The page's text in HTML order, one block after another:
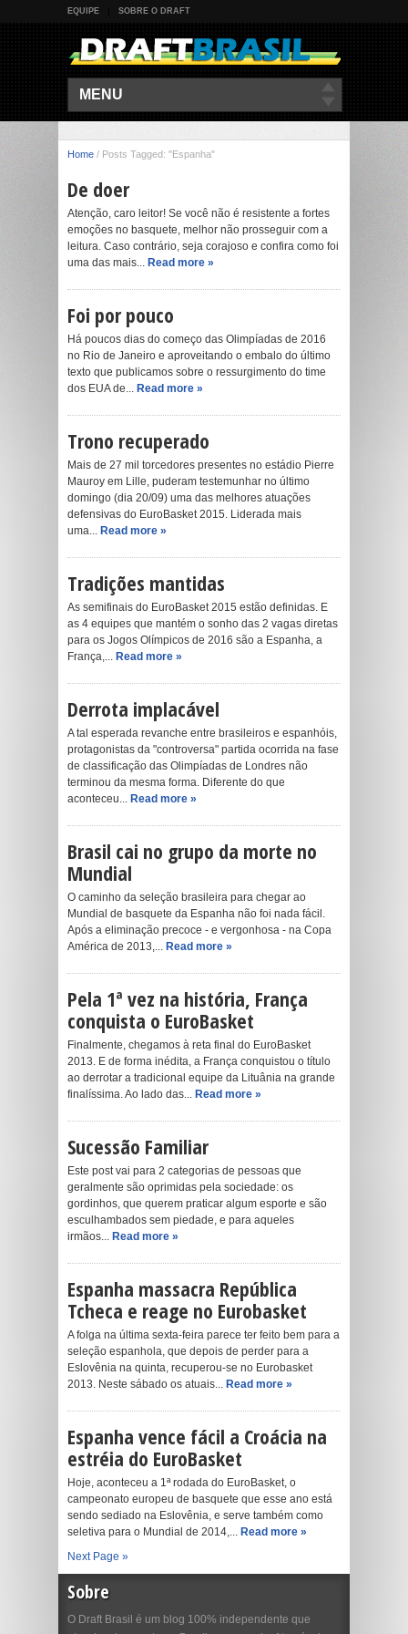
EQUIPE SOBRE O DRAFT
MENU
Home / Posts Tagged: "Espanha"
De doer
Atenção, caro leitor! Se você não é resistente a fortes
emoções no basquete, melhor não prosseguir com a
leitura. Caso contrário, seja corajoso e confira como foi
uma das mais... Read more »
Foi por pouco
Há poucos dias do começo das Olimpíadas de 2016
no Rio de Janeiro e aproveitando o embalo do último
texto que publicamos sobre o ressurgimento do time
dos EUA de... Read more »
Trono recuperado
Mais de 27 mil torcedores presentes no estádio Pierre
Mauroy em Lille, puderam testemunhar no último
domingo (dia 20/09) uma das melhores atuações
defensivas do EuroBasket 2015. Liderada mais
uma... Read more »
Tradições mantidas
As semifinais do EuroBasket 2015 estão definidas. E
as 4 equipes que mantém o sonho das 2 vagas diretas
para os Jogos Olímpicos de 2016 são a Espanha, a
França,... Read more »
Derrota implacável
A tal esperada revanche entre brasileiros e espanhóis,
protagonistas da "controversa" partida ocorrida na fase
de classificação das Olimpíadas de Londres não
terminou da mesma forma. Diferente do que
aconteceu... Read more »
Brasil cai no grupo da morte no
Mundial
O caminho da seleção brasileira para chegar ao
Mundial de basquete da Espanha não foi nada fácil.
Após a eliminação precoce - e vergonhosa - na Copa
América de 2013,... Read more »
Pela 1ª vez na história, França
conquista o EuroBasket
Finalmente, chegamos à reta final do EuroBasket
2013. E de forma inédita, a França conquistou o título
ao derrotar a tradicional equipe da Lituânia na grande
finalíssima. Ao lado das... Read more »
Sucessão Familiar
Este post vai para 2 categorias de pessoas que
geralmente são oprimidas pela sociedade: os
gordinhos, que querem praticar algum esporte e são
esculhambados sem piedade, e para aqueles
irmãos... Read more »
Espanha massacra República
Tcheca e reage no Eurobasket
A folga na última sexta-feira parece ter feito bem para a
seleção espanhola, que depois de perder para a
Eslovênia na quinta, recuperou-se no Eurobasket
2013. Neste sábado os atuais... Read more »
Espanha vence fácil a Croácia na
estréia do EuroBasket
Hoje, aconteceu a 1ª rodada do EuroBasket, o
campeonato europeu de basquete que esse ano está
sendo sediado na Eslovênia, e serve também como
seletiva para o Mundial de 2014,... Read more »
Next Page »
Sobre
O Draft Brasil é um blog 100% independente que